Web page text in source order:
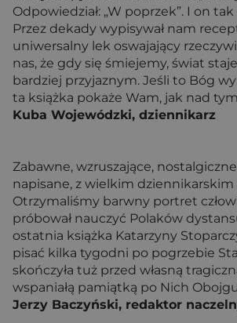
Odpowiedział: „W poprzek”. I on tak
Przez dekady wypisywał nam
uniwersalny lek oswajający
nas, że gdy się śmiejemy, świat
bardziej przyjaznym. Jeśli to Bóg
ta książka pokaże Wam, jak nad
Kuba Wojewódzki, dziennikarz
Zabawne, wzruszające,
napisane, z wielkim
Otrzymaliśmy barwny portret
próbował nauczyć Polaków
ostatnia książka Katarzyny
pisać kilka tygodni po pogrzebie
skończyła tuż przed własną
wspaniałą pamiątką po Nich
Jerzy Baczyński, redaktor